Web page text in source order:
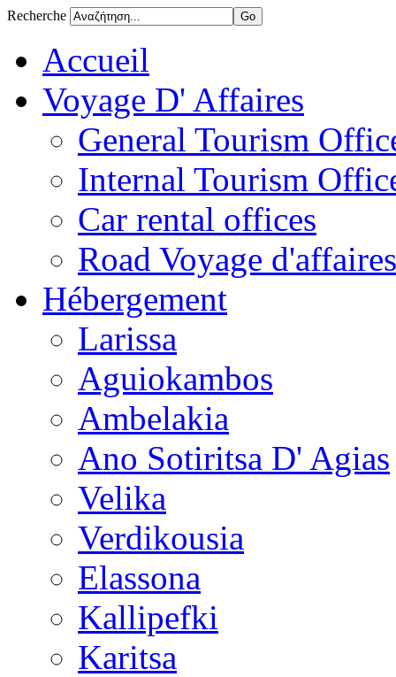
Recherche
Accueil
Voyage D' Affaires
General Tourism
Internal Tourism
Car rental offices
Road Voyage
Hébergement
Larissa
Aguiokambos
Ambelakia
Ano Sotiritsa D' Agias
Velika
Verdikousia
Elassona
Kallipefki
Karitsa